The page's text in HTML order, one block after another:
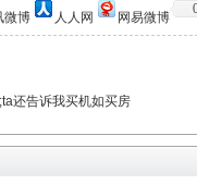
微博 人人网 网易微博
还告诉我买机如买房